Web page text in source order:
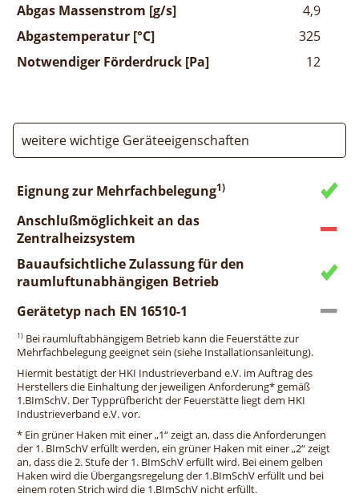
Abgas Massenstrom [g/s]
4,9
Abgastemperatur [°C]
325
Notwendiger Förderdruck [Pa]
12
weitere wichtige Geräteeigenschaften
Eignung zur Mehrfachbelegung1)
Anschlußmöglichkeit an das
Zentralheizsystem
Bauaufsichtliche Zulassung für den
raumluftunabhängigen Betrieb
Gerätetyp nach EN 16510-1
1) Bei raumluftabhängigem Betrieb kann die Feuerstätte zur
Mehrfachbelegung geeignet sein (siehe Installationsanleitung).
Hiermit bestätigt der HKI Industrieverband e.V. im Auftrag des
Herstellers die Einhaltung der jeweiligen Anforderung* gemäß
1.BImSchV. Der Typprüfbericht der Feuerstätte liegt dem HKI
Industrieverband e.V. vor.
* Ein grüner Haken mit einer „1“ zeigt an, dass die Anforderungen
der 1. BImSchV erfüllt werden, ein grüner Haken mit einer „2“ zeigt
an, dass die 2. Stufe der 1. BImSchV erfüllt wird. Bei einem gelben
Haken wird die Übergangsregelung der 1.BImSchV erfüllt und bei
einem roten Strich wird die 1.BImSchV nicht erfüllt.